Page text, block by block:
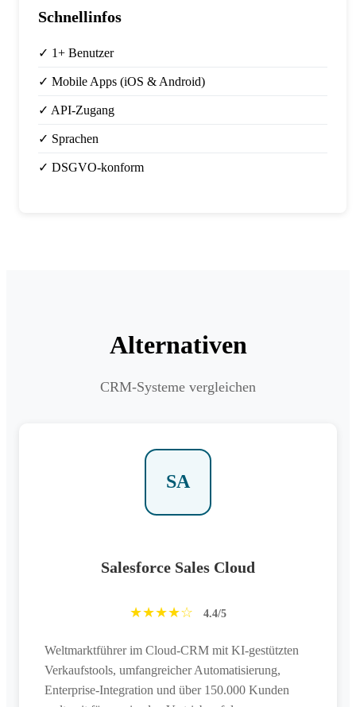
Schnellinfos
✓ 1+ Benutzer
✓ Mobile Apps (iOS & Android)
✓ API-Zugang
✓ Sprachen
✓ DSGVO-konform
Alternativen
CRM-Systeme vergleichen
SA
Salesforce Sales Cloud
★★★★☆ 4.4/5
Weltmarktführer im Cloud-CRM mit KI-gestützten
Verkaufstools, umfangreicher Automatisierung,
Enterprise-Integration und über 150.000 Kunden